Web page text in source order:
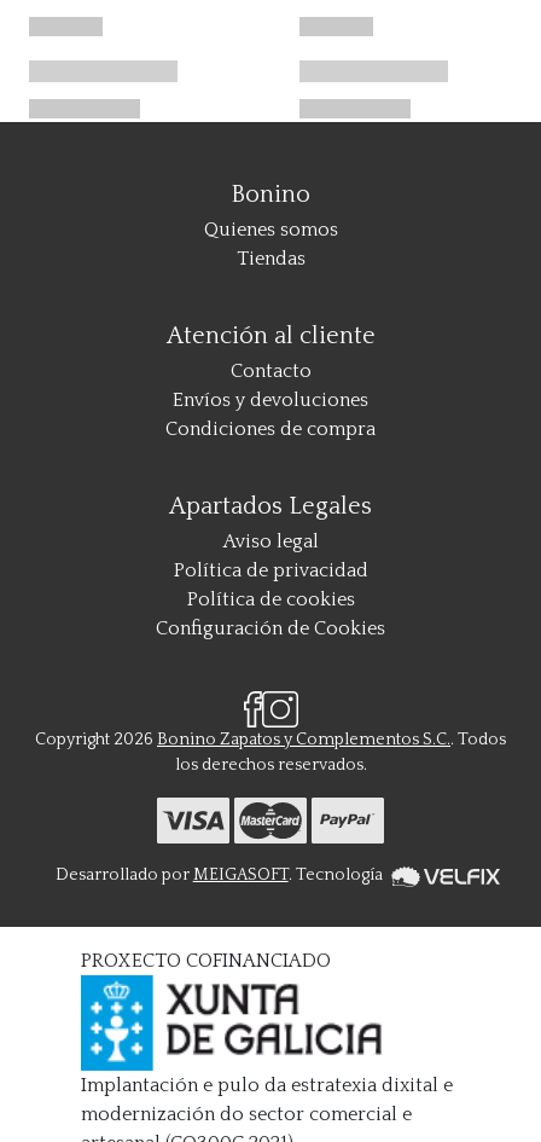
Bonino
Quienes somos
Tiendas
Atención al cliente
Contacto
Envíos y devoluciones
Condiciones de compra
Apartados Legales
Aviso legal
Política de privacidad
Política de cookies
Configuración de Cookies
Copyright 2026 Bonino Zapatos y Complementos S.C.. Todos
los derechos reservados.
Desarrollado porMEIGASOFT. Tecnología
PROXECTO COFINANCIADO
Implantación e pulo da estratexia dixital e
modernización do sector comercial e